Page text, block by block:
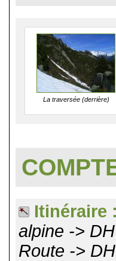
La traversée (derrière)
Itinéraire :
alpine ->
Route ->